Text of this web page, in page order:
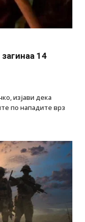
14
изјави дека
по нападите врз